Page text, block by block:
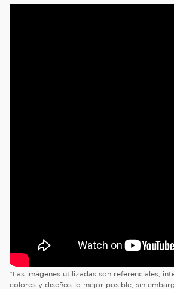
*Las imágenes utilizadas son referenciales,
colores y diseños lo mejor posible, sin